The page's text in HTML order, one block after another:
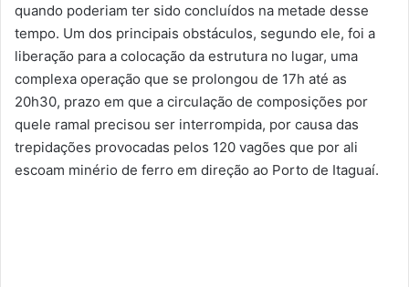
quando poderiam ter sido concluídos na metade desse
tempo. Um dos principais obstáculos, segundo ele, foi a
liberação para a colocação da estrutura no lugar, uma
complexa operação que se prolongou de 17h até as
20h30, prazo em que a circulação de composições por
quele ramal precisou ser interrompida, por causa das
trepidações provocadas pelos 120 vagões que por ali
escoam minério de ferro em direção ao Porto de Itaguaí.